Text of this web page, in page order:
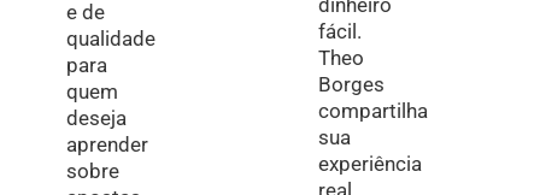
e de
qualidade
para
quem
deseja
aprender
sobre
fácil.
Theo
Borges
compartilha
sua
experiência
real